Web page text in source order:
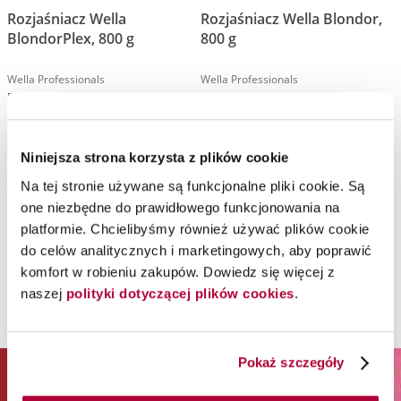
Niniejsza strona korzysta z plików cookie
Na tej stronie używane są funkcjonalne pliki cookie. Są
one niezbędne do prawidłowego funkcjonowania na
platformie. Chcielibyśmy również używać plików cookie
do celów analitycznych i marketingowych, aby poprawić
komfort w robieniu zakupów. Dowiedz się więcej z
naszej polityki dotyczącej plików cookies.
Pokaż szczegóły
Rozjaśniacz Wella
BlondorPlex, 800 g
Wella Professionals
Rozjaśniacz Wella Blondor,
800 g
Wella Professionals
Moja lista życzeń
Na Twojej liście życzeń nie ma żadnego produktu.
ZAPISZ SIĘ DO NEWSLETTERA I